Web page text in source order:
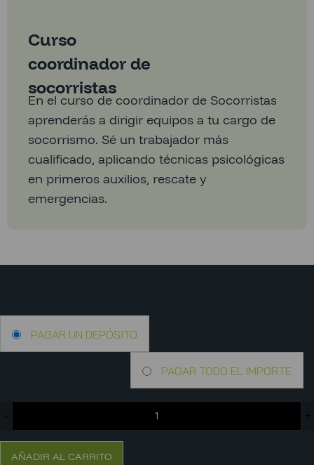
Curso
coordinador de
socorristas
En el curso de coordinador de Socorristas
aprenderás a dirigir equipos a tu cargo de
socorrismo. Sé un trabajador más
cualificado, aplicando técnicas psicológicas
en primeros auxilios, rescate y
emergencias.
PAGAR UN DEPÓSITO
PAGAR TODO EL IMPORTE
- +
AÑADIR AL CARRITO